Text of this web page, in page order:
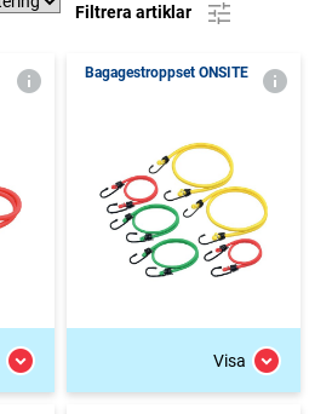
Filtrera artiklar
Bagagestroppset ONSITE
Visa